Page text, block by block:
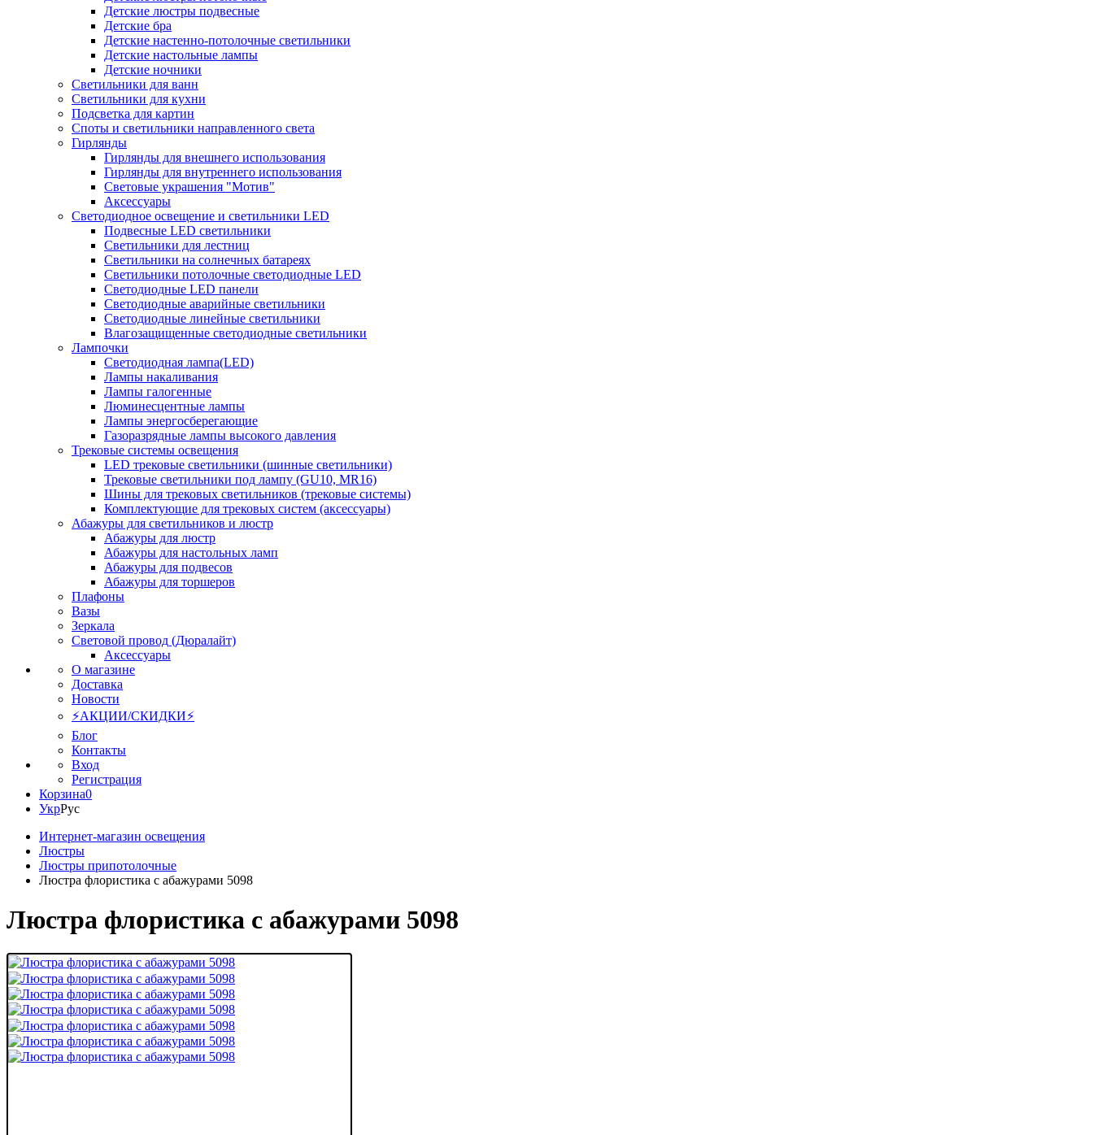
Детские люстры подвесные
Детские бра
Детские настенно-потолочные светильники
Детские настольные лампы
Детские ночники
Светильники для ванн
Светильники для кухни
Подсветка для картин
Споты и светильники направленного света
Гирлянды
Гирлянды для внешнего использования
Гирлянды для внутреннего использования
Световые украшения "Мотив"
Аксессуары
Светодиодное освещение и светильники LED
Подвесные LED светильники
Светильники для лестниц
Светильники на солнечных батареях
Светильники потолочные светодиодные LED
Светодиодные LED панели
Светодиодные аварийные светильники
Светодиодные линейные светильники
Влагозащищенные светодиодные светильники
Лампочки
Светодиодная лампа(LED)
Лампы накаливания
Лампы галогенные
Люминесцентные лампы
Лампы энергосберегающие
Газоразрядные лампы высокого давления
Трековые системы освещения
LED трековые светильники (шинные светильники)
Трековые светильники под лампу (GU10, MR16)
Шины для трековых светильников (трековые системы)
Комплектующие для трековых систем (аксессуары)
Абажуры для светильников и люстр
Абажуры для люстр
Абажуры для настольных ламп
Абажуры для подвесов
Абажуры для торшеров
Плафоны
Вазы
Зеркала
Световой провод (Дюралайт)
Аксессуары
О магазине
Доставка
Новости
⚡АКЦИИ/СКИДКИ⚡
Блог
Контакты
Вход
Регистрация
Корзина0
УкрРус
Интернет-магазин освещения
Люстры
Люстры припотолочные
Люстра флористика с абажурами 5098
Люстра флористика с абажурами 5098